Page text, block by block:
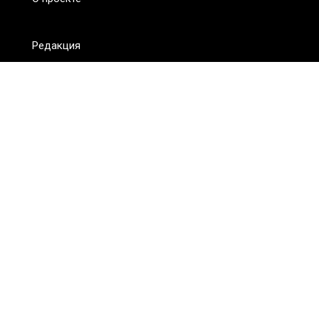
Редакция